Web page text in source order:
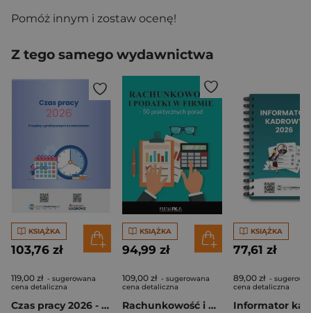
Pomóż innym i zostaw ocenę!
Z tego samego wydawnictwa
KSIĄŻKA
103,76 zł
119,00 zł - sugerowana
cena detaliczna
Czas pracy 2026 - Przepisy z praktycznym komentarzem
KSIĄŻKA
94,99 zł
109,00 zł - sugerowana
cena detaliczna
Rachunkowość i podatki w firmie - 50 praktycznych porad
KSIĄŻKA
77,61 zł
89,00 zł -
cena detaliczna